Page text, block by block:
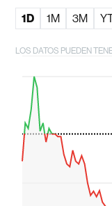
1D 1M 3M
LOS DATOS PUEDEN